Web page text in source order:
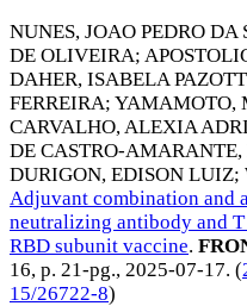
NUNES, JOAO PEDRO DA
DE OLIVEIRA;
DAHER, ISABELA
FERREIRA; YAMAMOTO,
CARVALHO, ALEXIA
DE CASTRO-
DURIGON, EDISON LUIZ;
Adjuvant combination and
neutralizing antibody and T
RBD subunit vaccine.
16, p. 21-pg., 2025-07-17. (
15/26722-8)